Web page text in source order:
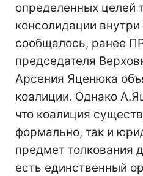
определенных целей
консолидации
сообщалось, ранее
председателя
Арсения Яценюка
коалиции. Однако
что коалиция
формально, так и
предмет толкования
есть единственный